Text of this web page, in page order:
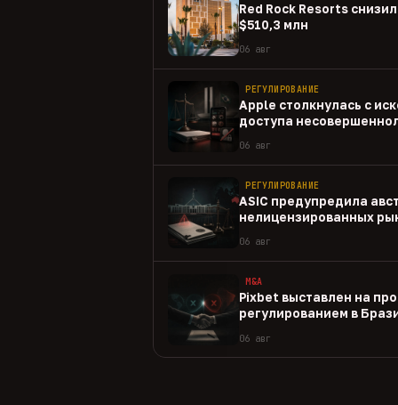
Red Rock Resorts
$510,3 млн
06 авг
РЕГУЛИРОВАНИЕ
Apple столкнулась с
доступа
06 авг
РЕГУЛИРОВАНИЕ
ASIC предупредила
нелицензированных
06 авг
M&A
Pixbet выставлен на
регулированием в
06 авг